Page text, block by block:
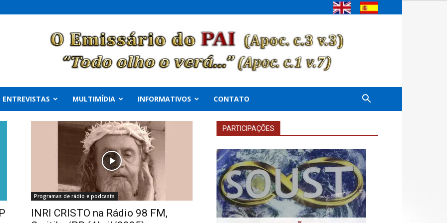
ENTREVISTAS MULTIMÍDIA INFORMATIVOS CONTATO
Programas de rádio e podcasts
INRI CRISTO na Rádio 98 FM,
PARTICIPAÇÕES